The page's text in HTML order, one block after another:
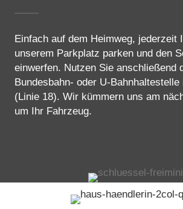
Einfach auf dem Heimweg, jederzeit
unserem Parkplatz parken und den
einwerfen. Nutzen Sie anschließend
Bundesbahn- oder U-
(Linie 18). Wir kümmern uns am
um Ihr Fahrzeug.